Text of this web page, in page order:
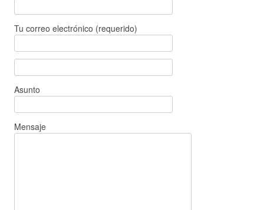
Tu correo electrónico (requerido)
Asunto
Mensaje